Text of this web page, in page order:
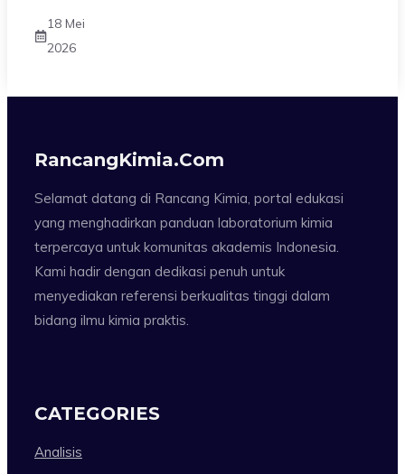
18 Mei
2026
RancangKimia.com
Selamat datang di Rancang Kimia, portal edukasi
yang menghadirkan panduan laboratorium kimia
terpercaya untuk komunitas akademis Indonesia.
Kami hadir dengan dedikasi penuh untuk
menyediakan referensi berkualitas tinggi dalam
bidang ilmu kimia praktis.
CATEGORIES
Analisis